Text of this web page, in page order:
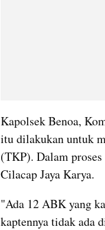
Kapolsek Benoa,
itu dilakukan untuk
(TKP). Dalam
Cilacap Jaya Karya.
"Ada 12 ABK yang
kaptennya tidak ada